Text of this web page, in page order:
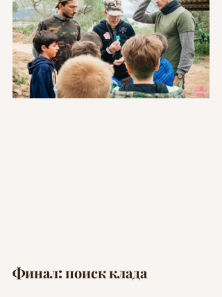
Финал: поиск клада